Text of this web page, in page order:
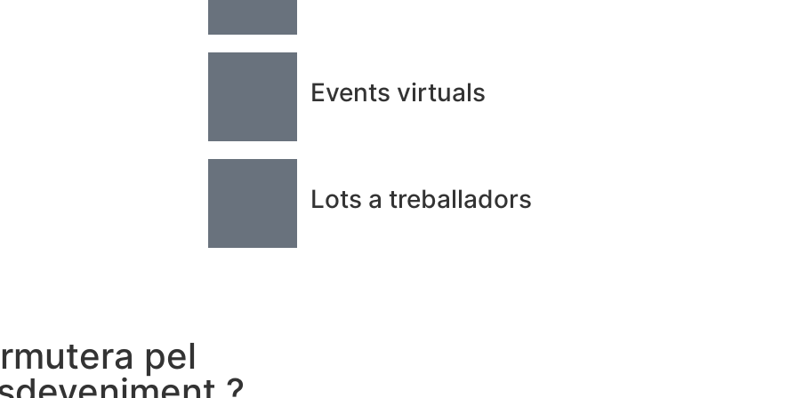
Events virtuals
Lots a treballadors
pel